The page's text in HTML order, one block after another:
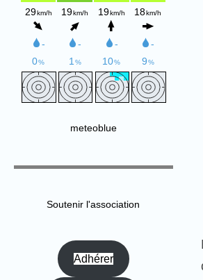
meteoblue
Soutenir l'association
Adhérer